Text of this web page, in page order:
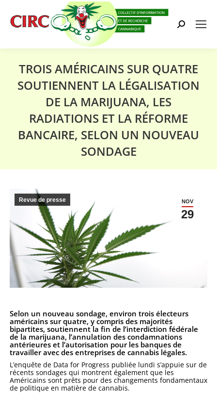
Search:
TROIS AMÉRICAINS SUR QUATRE
SOUTIENNENT LA LÉGALISATION
DE LA MARIJUANA, LES
RADIATIONS ET LA RÉFORME
BANCAIRE, SELON UN NOUVEAU
SONDAGE
NOV
29
Revue de presse
Selon un nouveau sondage, environ trois électeurs
américains sur quatre, y compris des majorités
bipartites, soutiennent la fin de l’interdiction fédérale
de la marijuana, l’annulation des condamnations
antérieures et l’autorisation pour les banques de
travailler avec des entreprises de cannabis légales.
L’enquête de Data for Progress publiée lundi s’appuie sur de
récents sondages qui montrent également que les
Américains sont prêts pour des changements fondamentaux
de politique en matière de cannabis.